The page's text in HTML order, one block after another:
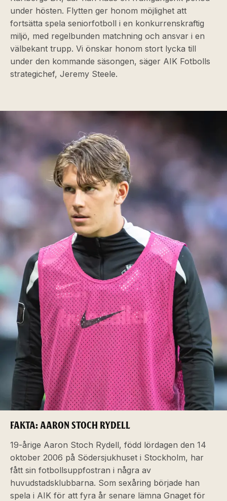
under hösten. Flytten ger honom möjlighet att
fortsätta spela seniorfotboll i en konkurrenskraftig
miljö, med regelbunden matchning och ansvar i en
välbekant trupp. Vi önskar honom stort lycka till
under den kommande säsongen, säger AIK Fotbolls
strategichef, Jeremy Steele.
FAKTA: AARON STOCH RYDELL
19-årige Aaron Stoch Rydell, född lördagen den 14
oktober 2006 på Södersjukhuset i Stockholm, har
fått sin fotbollsuppfostran i några av
huvudstadsklubbarna. Som sexåring började han
spela i AIK för att fyra år senare lämna Gnaget för